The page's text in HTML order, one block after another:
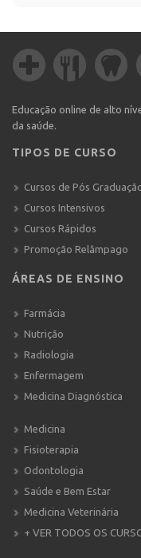
Educação online de alto
da saúde.
TIPOS DE CURSO
Cursos de Pós
Cursos Intensivos
Cursos Rápidos
Promoção Relâmpago
ÁREAS DE ENSINO
Farmácia
Nutrição
Radiologia
Enfermagem
Medicina Diagnóstica
Medicina
Fisioterapia
Odontologia
Saúde e Bem Estar
Medicina Veterinária
+ VER TODOS OS